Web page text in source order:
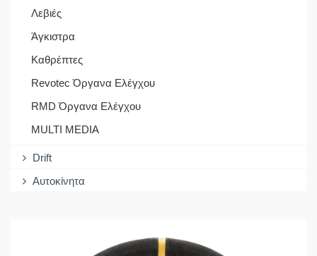
Λεβιές
Άγκιστρα
Καθρέπτες
Revotec Όργανα Ελέγχου
RMD Όργανα Ελέγχου
MULTI MEDIA
Drift
Αυτοκίνητα